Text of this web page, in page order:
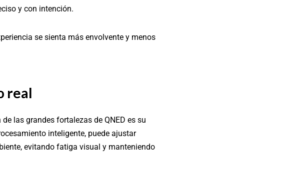
y con intención.
se sienta más envolvente y menos
real
las grandes fortalezas de QNED es su
inteligente, puede ajustar
evitando fatiga visual y manteniendo